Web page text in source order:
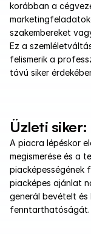
korábban a
szakembereket
Ez a
felismerik a
távú siker
Üzleti
A piacra lépéskor
megismerése és a
piacképességének
piacképes ajánlat
generál bevételt
fenntarthatóságát.